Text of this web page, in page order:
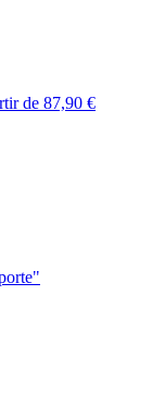
de 87,90 €